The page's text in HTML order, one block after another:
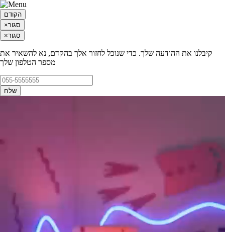
הקודם
×סגור
×סגור
קיבלנו את ההודעה שלך. כדי שנוכל לחזור אלך בהקדם, נא להשאיר את
מספר הטלפון שלך
שלח